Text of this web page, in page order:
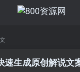
速生成原创解说文